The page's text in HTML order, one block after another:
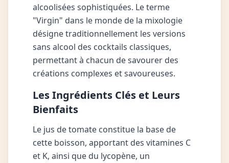
alcoolisées sophistiquées. Le terme
"Virgin" dans le monde de la mixologie
désigne traditionnellement les versions
sans alcool des cocktails classiques,
permettant à chacun de savourer des
créations complexes et savoureuses.
Les Ingrédients Clés et Leurs
Bienfaits
Le jus de tomate constitue la base de
cette boisson, apportant des vitamines C
et K, ainsi que du lycopène, un